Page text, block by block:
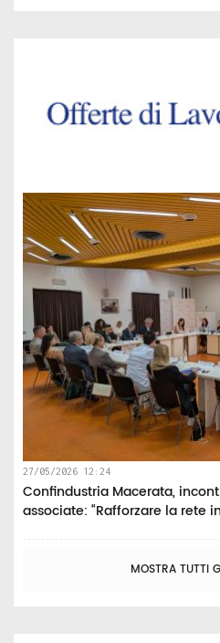
27/05/2026 12:24
Confindustria Macerata,
associate: “Rafforzare la rete
MOSTRA TUTTI